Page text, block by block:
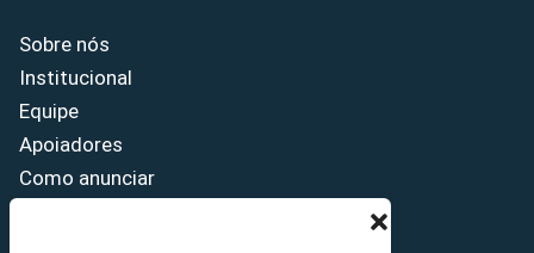
Sobre nós
Institucional
Equipe
Apoiadores
Como anunciar